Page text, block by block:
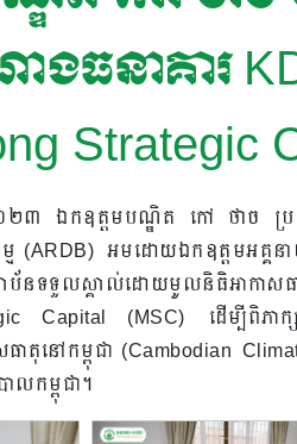
ងធនាគារ
Strategic
០២៣ ឯកឧត្តមបណ្ឌិត កៅ ថាច ប្រតិ
(ARDB) អមដោយឯកឧត្តមអគ្
ថាប័នទទួលស្គាល់ដោយមូលនិធិអាកា
(MSC) ដើម្បីពិភាក្សាកា
ធាតុនៅកម្ពុជា (Cambodian
ាលកម្ពុជា។